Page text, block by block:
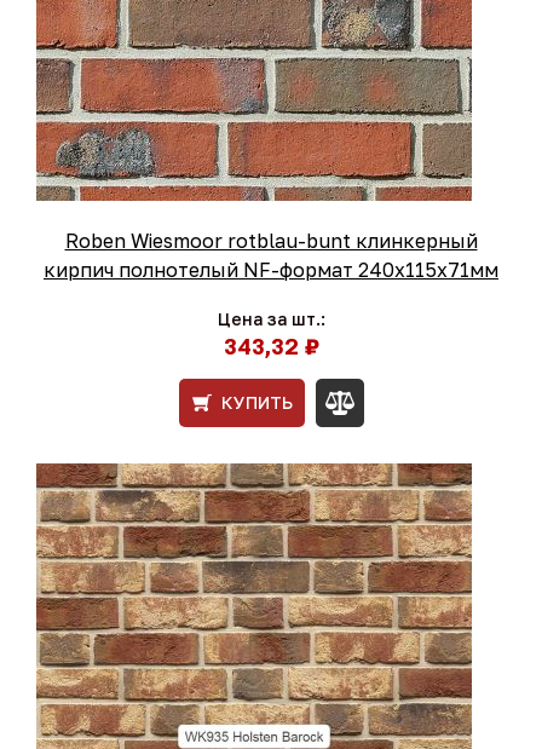
Roben Wiesmoor rotblau-bunt клинкерный
кирпич полнотелый NF-формат 240x115x71мм
Цена за шт.:
343,32 ₽
КУПИТЬ